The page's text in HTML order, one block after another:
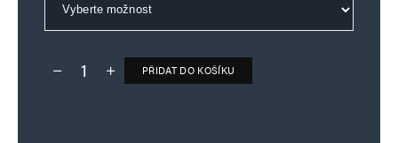
Deník TO – verze bez reklam množství
PŘIDAT DO KOŠÍKU